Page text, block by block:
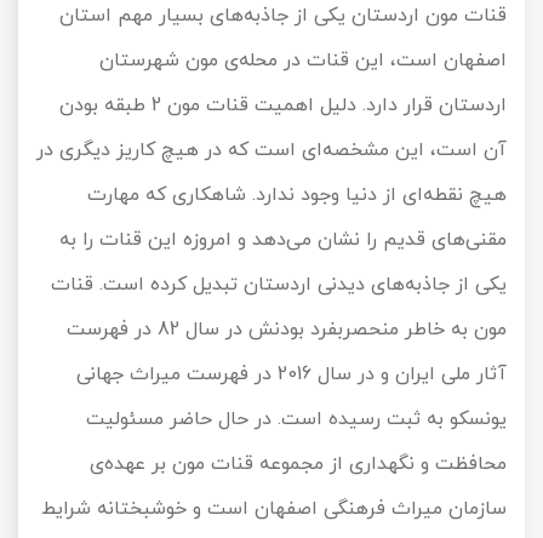
قنات مون اردستان یکی از جاذبه‌های بسیار مهم استان
اصفهان است، این قنات در محله‌ی مون شهرستان
اردستان قرار دارد. دلیل اهمیت قنات مون 2 طبقه بودن
آن است، این مشخصه‌ای است که در هیچ کاریز دیگری در
هیچ نقطه‌ای از دنیا وجود ندارد. شاهکاری که مهارت
مقنی‌های قدیم را نشان می‌دهد و امروزه این قنات را به
یکی از جاذبه‌های دیدنی اردستان تبدیل کرده است. قنات
مون به خاطر منحصربفرد بودنش در سال 82 در فهرست
آثار ملی ایران و در سال 2016 در فهرست میراث جهانی
یونسکو به ثبت رسیده است. در حال حاضر مسئولیت
محافظت و نگهداری از مجموعه قنات مون بر عهده‌ی
سازمان میراث فرهنگی اصفهان است و خوشبختانه شرایط
تور ترکمن صحرا
تور آفرود